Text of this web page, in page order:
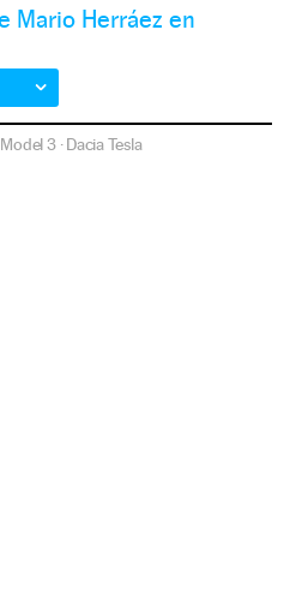
Mario Herráez en
3·DaciaTesla